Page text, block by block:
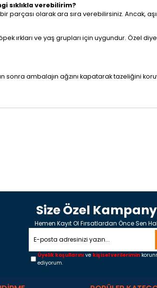
sıklıkla verebilirim?
parçası olarak ara sıra verebilirsiniz. Ancak,
ırkları ve yaş grupları için uygundur. Özel
sonra ambalajın ağzını kapatarak tazeliğini
Size Özel
Hemen Kayıt Ol Fırsatlardan Önce Sen
Üyelik koşullarını ve kişisel verilerimin
ediyorum.